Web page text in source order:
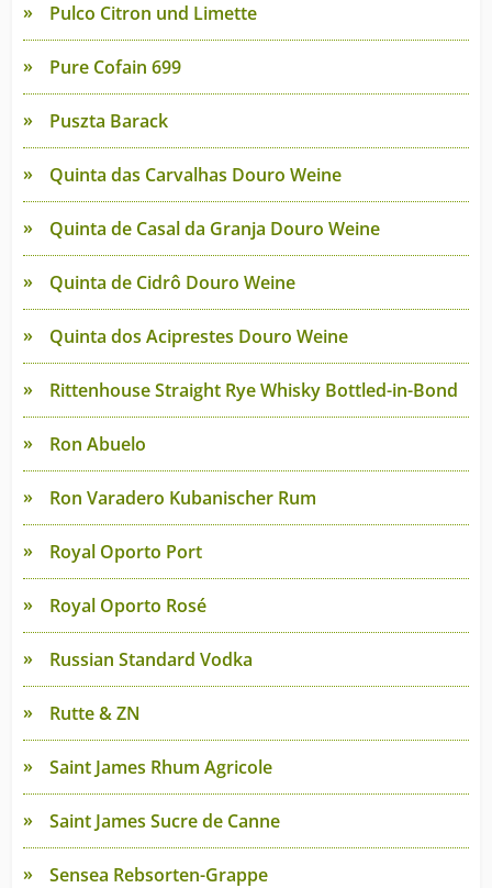
Pulco Citron und Limette
Pure Cofain 699
Puszta Barack
Quinta das Carvalhas Douro Weine
Quinta de Casal da Granja Douro Weine
Quinta de Cidrô Douro Weine
Quinta dos Aciprestes Douro Weine
Rittenhouse Straight Rye Whisky Bottled-in-Bond
Ron Abuelo
Ron Varadero Kubanischer Rum
Royal Oporto Port
Royal Oporto Rosé
Russian Standard Vodka
Rutte & ZN
Saint James Rhum Agricole
Saint James Sucre de Canne
Sensea Rebsorten-Grappe